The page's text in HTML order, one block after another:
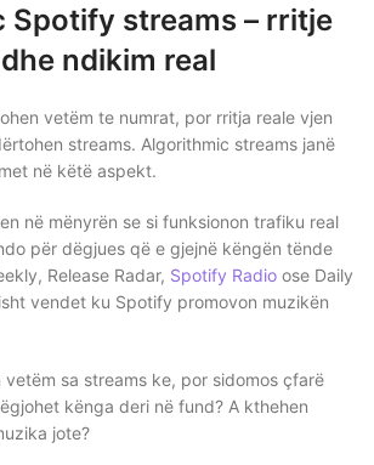
Spotify streams – rritje
ndikim real
vetëm te numrat, por rritja reale vjen
streams. Algorithmic streams janë
në këtë aspekt.
në mënyrën se si funksionon trafiku real
për dëgjues që e gjejnë këngën tënde
Release Radar, Spotify Radio ose Daily
vendet ku Spotify promovon muzikën
vetëm sa streams ke, por sidomos çfarë
kënga deri në fund? A kthehen
jote?